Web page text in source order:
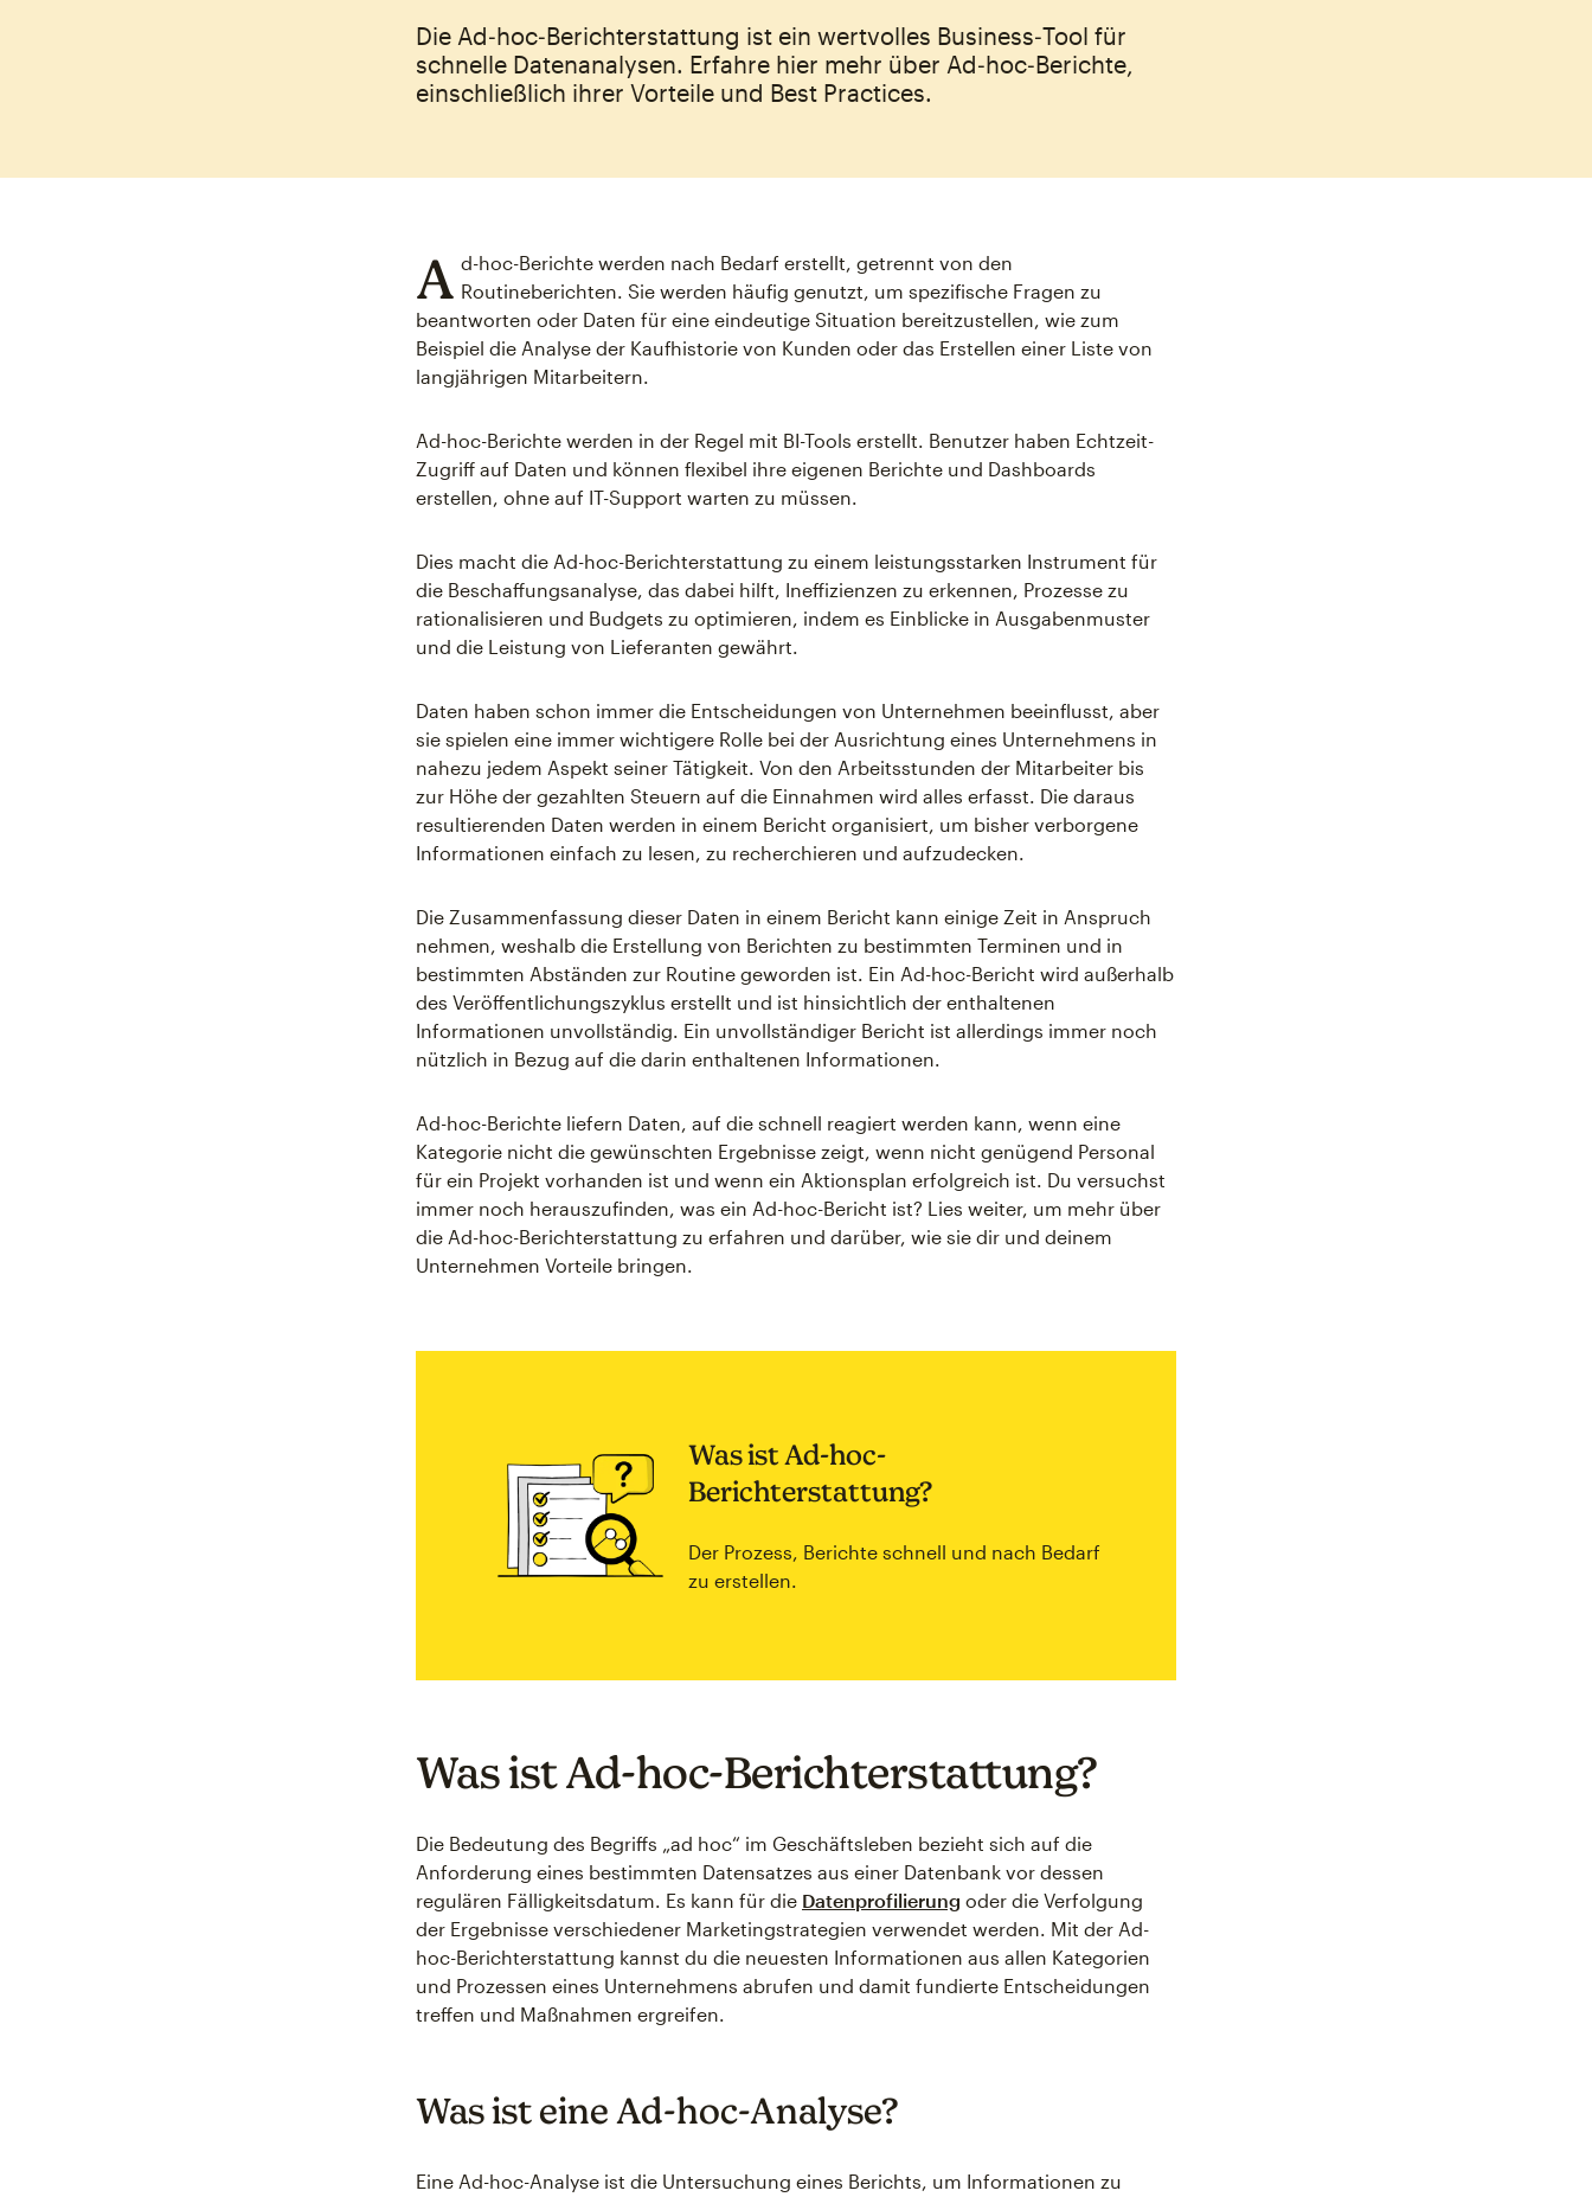
Die Ad‑hoc‑Berichterstattung ist ein wertvolles Business‑Tool für
schnelle Datenanalysen. Erfahre hier mehr über Ad‑hoc‑Berichte,
einschließlich ihrer Vorteile und Best Practices.
A d-hoc-Berichte werden nach Bedarf erstellt, getrennt von den
Routineberichten. Sie werden häufig genutzt, um spezifische Fragen zu
beantworten oder Daten für eine eindeutige Situation bereitzustellen, wie zum
Beispiel die Analyse der Kaufhistorie von Kunden oder das Erstellen einer Liste von
langjährigen Mitarbeitern.
Ad-hoc-Berichte werden in der Regel mit BI-Tools erstellt. Benutzer haben Echtzeit-
Zugriff auf Daten und können flexibel ihre eigenen Berichte und Dashboards
erstellen, ohne auf IT-Support warten zu müssen.
Dies macht die Ad-hoc-Berichterstattung zu einem leistungsstarken Instrument für
die Beschaffungsanalyse, das dabei hilft, Ineffizienzen zu erkennen, Prozesse zu
rationalisieren und Budgets zu optimieren, indem es Einblicke in Ausgabenmuster
und die Leistung von Lieferanten gewährt.
Daten haben schon immer die Entscheidungen von Unternehmen beeinflusst, aber
sie spielen eine immer wichtigere Rolle bei der Ausrichtung eines Unternehmens in
nahezu jedem Aspekt seiner Tätigkeit. Von den Arbeitsstunden der Mitarbeiter bis
zur Höhe der gezahlten Steuern auf die Einnahmen wird alles erfasst. Die daraus
resultierenden Daten werden in einem Bericht organisiert, um bisher verborgene
Informationen einfach zu lesen, zu recherchieren und aufzudecken.
Die Zusammenfassung dieser Daten in einem Bericht kann einige Zeit in Anspruch
nehmen, weshalb die Erstellung von Berichten zu bestimmten Terminen und in
bestimmten Abständen zur Routine geworden ist. Ein Ad-hoc-Bericht wird außerhalb
des Veröffentlichungszyklus erstellt und ist hinsichtlich der enthaltenen
Informationen unvollständig. Ein unvollständiger Bericht ist allerdings immer noch
nützlich in Bezug auf die darin enthaltenen Informationen.
Ad-hoc-Berichte liefern Daten, auf die schnell reagiert werden kann, wenn eine
Kategorie nicht die gewünschten Ergebnisse zeigt, wenn nicht genügend Personal
für ein Projekt vorhanden ist und wenn ein Aktionsplan erfolgreich ist. Du versuchst
immer noch herauszufinden, was ein Ad-hoc-Bericht ist? Lies weiter, um mehr über
die Ad-hoc-Berichterstattung zu erfahren und darüber, wie sie dir und deinem
Unternehmen Vorteile bringen.
Was ist Ad-hoc-
Berichterstattung?
Der Prozess, Berichte schnell und nach Bedarf
zu erstellen.
Was ist Ad-hoc-Berichterstattung?
Die Bedeutung des Begriffs „ad hoc“ im Geschäftsleben bezieht sich auf die
Anforderung eines bestimmten Datensatzes aus einer Datenbank vor dessen
regulären Fälligkeitsdatum. Es kann für die Datenprofilierung oder die Verfolgung
der Ergebnisse verschiedener Marketingstrategien verwendet werden. Mit der Ad-
hoc-Berichterstattung kannst du die neuesten Informationen aus allen Kategorien
und Prozessen eines Unternehmens abrufen und damit fundierte Entscheidungen
treffen und Maßnahmen ergreifen.
Was ist eine Ad-hoc-Analyse?
Eine Ad-hoc-Analyse ist die Untersuchung eines Berichts, um Informationen zu